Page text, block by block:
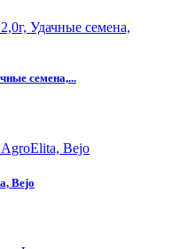
семена,...
Bejo